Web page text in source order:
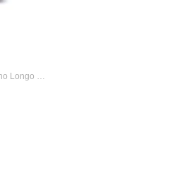
Bota Texana Feminina Cano Longo com Bord...